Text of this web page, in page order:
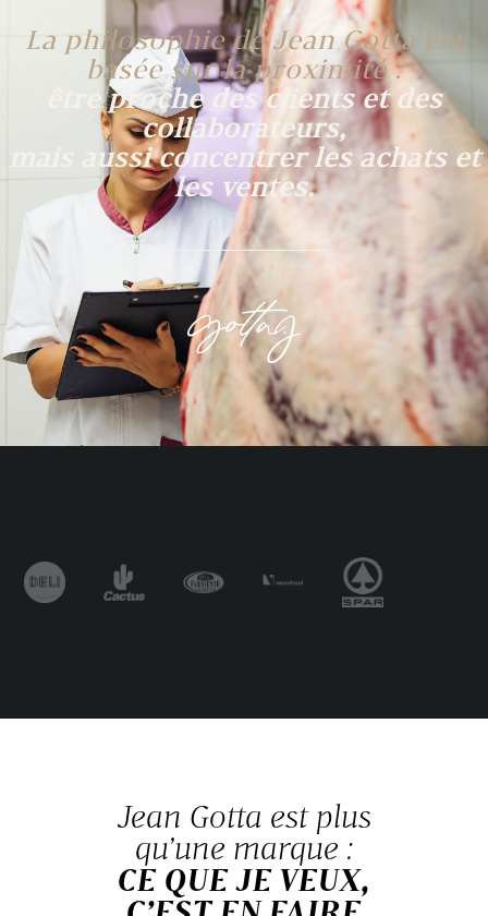
La philosophie de Jean Gotta est
basée sur la proximité :
être proche des clients et des
collaborateurs,
mais aussi concentrer les achats et
les ventes.
Jean Gotta est plus
qu’une marque :
CE QUE JE VEUX,